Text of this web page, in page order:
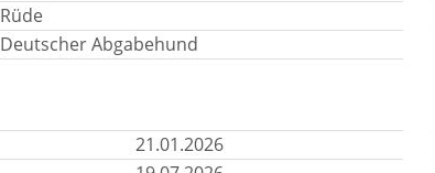
Rüde
Deutscher Abgabehund
21.01.2026